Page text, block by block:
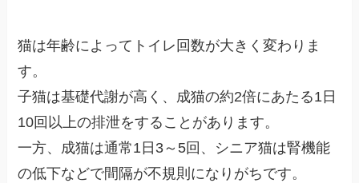
猫は年齢によってトイレ回数が大きく変わりま
す。
子猫は基礎代謝が高く、成猫の約2倍にあたる1日
10回以上の排泄をすることがあります。
一方、成猫は通常1日3～5回、シニア猫は腎機能
の低下などで間隔が不規則になりがちです。